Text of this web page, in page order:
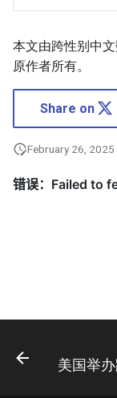
本文由跨性别中
原作者所有。
Share on
February 26, 2025